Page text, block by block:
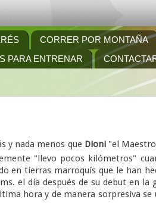
CORRER POR MONTAÑA
PARA ENTRENAR
y nada menos que Dioni"el
"llevo pocos kilómetros"
en tierras marroquís que le han
el día después de su debut en la
hora y de manera sorpresiva se